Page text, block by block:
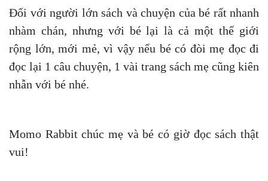
Đối với người lớn sách và chuyện của bé rất nhanh
nhàm chán, nhưng với bé lại là cả một thế giới
rộng lớn, mới mẻ, vì vậy nếu bé có đòi mẹ đọc đi
đọc lại 1 câu chuyện, 1 vài trang sách mẹ cũng kiên
nhẫn với bé nhé.
Momo Rabbit chúc mẹ và bé có giờ đọc sách thật
vui!